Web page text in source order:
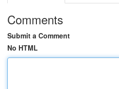
Comments
Submit a Comment
No HTML